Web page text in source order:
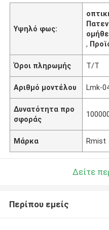
Υψηλό φως:
,
Όροι πληρωμής Τ/Τ
Αριθμό μοντέλου Lmk-
Δυνατότητα προ
σφοράς
Μάρκα Rmist
Δείτε
Περίπου εμείς